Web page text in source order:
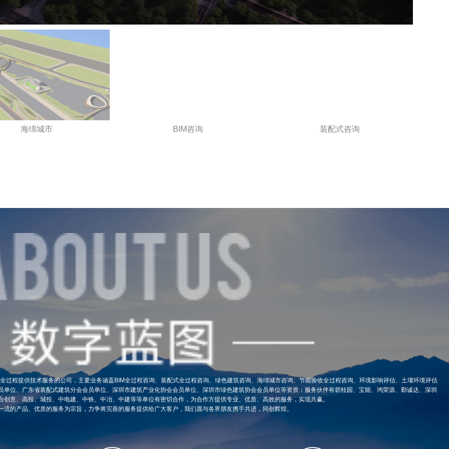
海绵城市 BIM咨询 装配式咨询
程提供技术服务的公司，主要业务涵盖BIM全过程咨询、装配式全过程咨询、绿色建筑咨询、海绵城市咨询、节能验收全过程咨询、环境影响评估、土壤环境评估
位、广东省装配式建筑分会会员单位、深圳市建筑产业化协会会员单位、深圳市绿色建筑协会会员单位等资质；服务伙伴有碧桂园、宝能、鸿荣源、勤诚达、深圳
意、高投、城投、中电建、中铁、中冶、中建等等单位有密切合作，为合作方提供专业、优质、高效的服务，实现共赢。
流的产品、优质的服务为宗旨，力争将完善的服务提供给广大客户，我们愿与各界朋友携手共进，同创辉煌。